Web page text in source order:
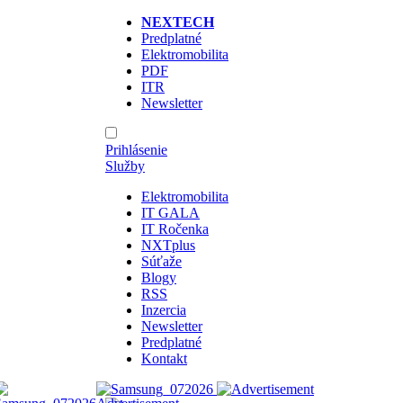
NEXTECH
Predplatné
Elektromobilita
PDF
ITR
Newsletter
Prihlásenie
Služby
Elektromobilita
IT GALA
IT Ročenka
NXTplus
Súťaže
Blogy
RSS
Inzercia
Newsletter
Predplatné
Kontakt